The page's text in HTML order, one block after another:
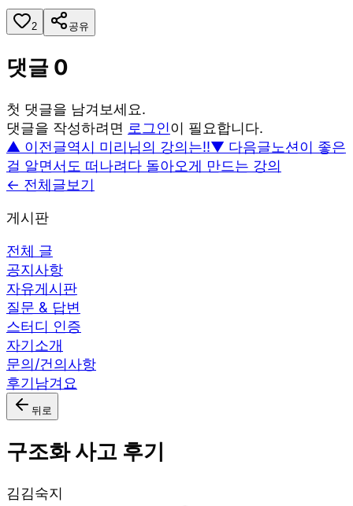
2 공유
댓글 0
첫 댓글을 남겨보세요.
댓글을 작성하려면 로그인이 필요합니다.
▲ 이전글역시 미리님의 강의는!!▼ 다음글노션이 좋은
걸 알면서도 떠나려다 돌아오게 만드는 강의
← 전체글보기
게시판
전체 글
공지사항
자유게시판
질문 & 답변
스터디 인증
자기소개
문의/건의사항
후기남겨요
뒤로
구조화 사고 후기
김김숙지